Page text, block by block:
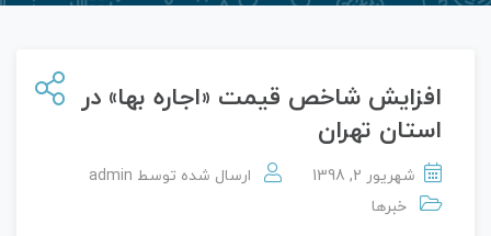
افزایش شاخص قیمت «اجاره بها» در
استان تهران
شهریور 2, 1398 ارسال شده توسط admin
خبرها